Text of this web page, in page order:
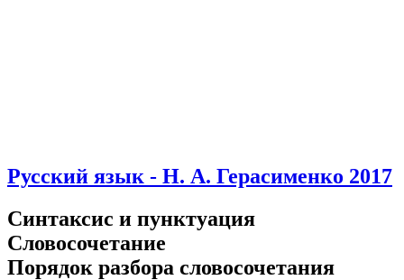
Русский язык - Н. А. Герасименко 2017
Синтаксис и пунктуация
Словосочетание
Порядок разбора словосочетания